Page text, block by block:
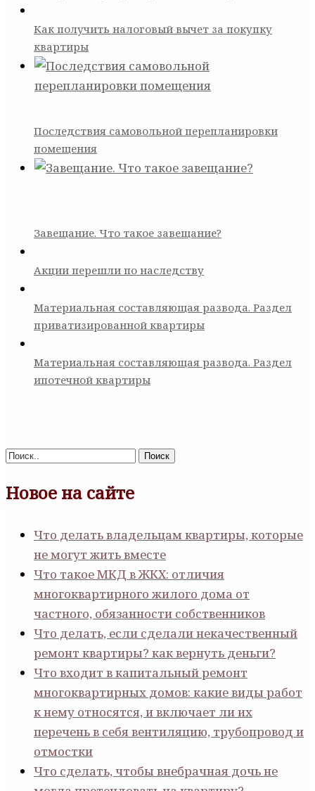
Как получить налоговый вычет за покупку
квартиры
Последствия самовольной перепланировки
помещения
Завещание. Что такое завещание?
Акции перешли по наследству
Материальная составляющая развода. Раздел
приватизированной квартиры
Материальная составляющая развода. Раздел
ипотечной квартиры
Поиск
Новое на сайте
Что делать владельцам квартиры, которые
не могут жить вместе
Что такое МКД в ЖКХ: отличия
многоквартирного жилого дома от
частного, обязанности собственников
Что делать, если сделали некачественный
ремонт квартиры? как вернуть деньги?
Что входит в капитальный ремонт
многоквартирных домов: какие виды работ
к нему относятся, и включает ли их
перечень в себя вентиляцию, трубопровод и
отмостки
Что сделать, чтобы внебрачная дочь не